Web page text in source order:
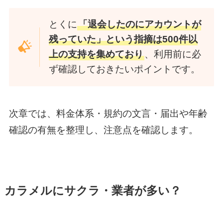
とくに「退会したのにアカウントが
残っていた」という指摘は500件以
上の支持を集めており、利用前に必
ず確認しておきたいポイントです。
次章では、料金体系・規約の文言・届出や年齢
確認の有無を整理し、注意点を確認します。
カラメルにサクラ・業者が多い？